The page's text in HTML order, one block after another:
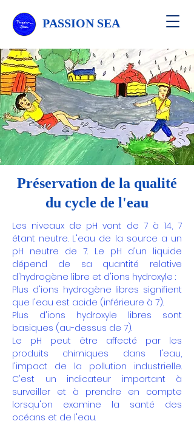
PASSION SEA
Préservation de la qualité
du cycle de l'eau
Les niveaux de pH vont de 7 à 14, 7
étant neutre. L'eau de la source a un
pH neutre de 7. Le pH d'un liquide
dépend de sa quantité relative
d'hydrogène libre et d'ions hydroxyle :
Plus d'ions hydrogène libres signifient
que l'eau est acide (inférieure à 7).
Plus d'ions hydroxyle libres sont
basiques (au-dessus de 7).
Le pH peut être affecté par les
produits chimiques dans l'eau,
l'impact de la pollution industrielle.
C'est un indicateur important à
surveiller et à prendre en compte
lorsqu'on examine la santé des
océans et de l'eau.